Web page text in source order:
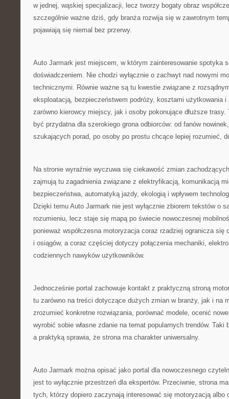
w jednej, wąskiej specjalizacji, lecz tworzy bogaty obraz
szczególnie ważne dziś, gdy branża rozwija się w zawrotnym
pojawiają się niemal bez przerwy.
Auto Jarmark jest miejscem, w którym zainteresowanie spotyka
doświadczeniem. Nie chodzi wyłącznie o zachwyt nad nowymi
technicznymi. Równie ważne są tu kwestie związane z
eksploatacją, bezpieczeństwem podróży, kosztami użytkowania
zarówno kierowcy miejscy, jak i osoby pokonujące dłuższe
być przydatna dla szerokiego grona odbiorców: od fanów
szukających porad, po osoby po prostu chcące lepiej rozumieć,
Na stronie wyraźnie wyczuwa się ciekawość zmian
zajmują tu zagadnienia związane z elektryfikacją, komunikacją
bezpieczeństwa, automatyką jazdy, ekologią i wpływem
Dzięki temu Auto Jarmark nie jest wyłącznie zbiorem tekstów o
rozumieniu, lecz staje się mapą po świecie nowoczesnej
ponieważ współczesna motoryzacja coraz rzadziej ogranicza się
i osiągów, a coraz częściej dotyczy połączenia mechaniki,
codziennych nawyków użytkowników.
Jednocześnie portal zachowuje kontakt z praktyczną stroną
tu zarówno na treści dotyczące dużych zmian w branży, jak i na
zrozumieć konkretne rozwiązania, porównać modele, ocenić
wyrobić sobie własne zdanie na temat popularnych trendów.
a praktyką sprawia, że strona ma charakter uniwersalny.
Auto Jarmark można opisać jako portal dla nowoczesnego
jest to wyłącznie przestrzeń dla ekspertów. Przeciwnie, strona
tych, którzy dopiero zaczynają interesować się motoryzacją albo